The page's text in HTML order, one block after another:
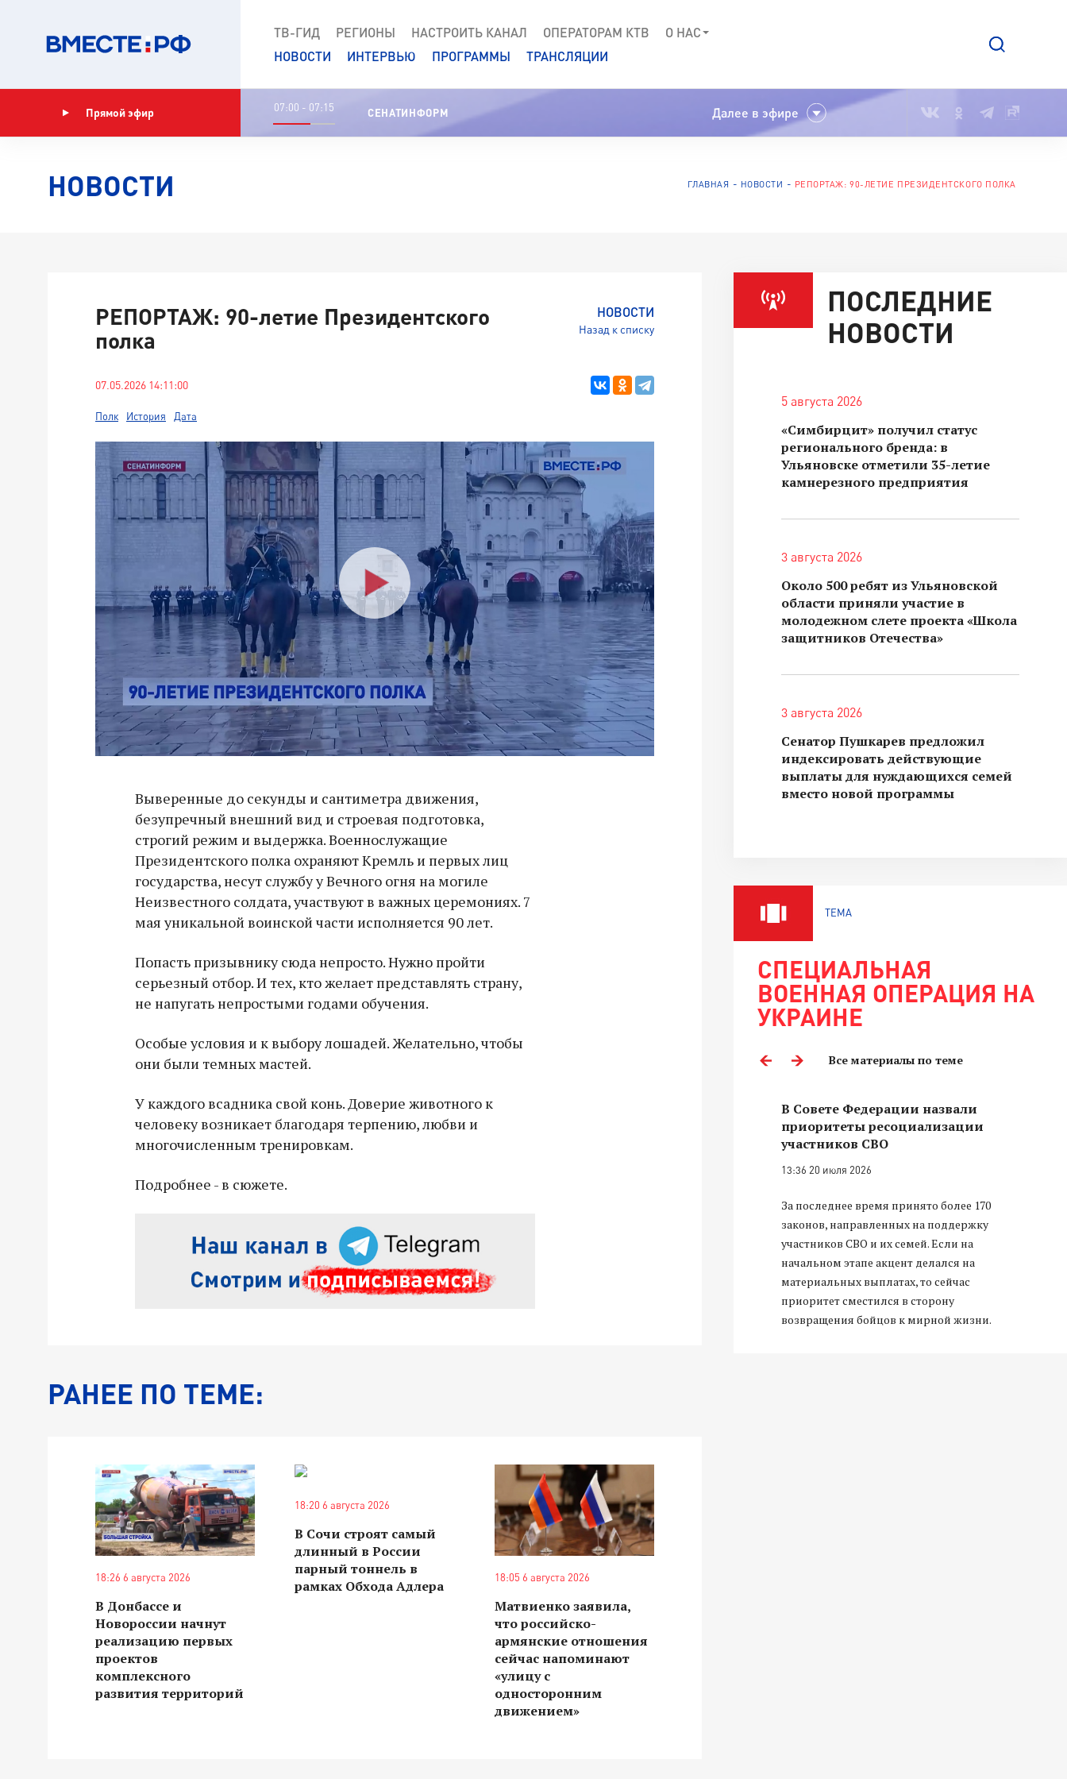
ТВ-ГИД РЕГИОНЫ НАСТРОИТЬ КАНАЛ ОПЕРАТОРАМ КТВ
О НАС
НОВОСТИ
ИНТЕРВЬЮ ПРОГРАММЫ ТРАНСЛЯЦИИ
Прямой эфир 07:00 - 07:15 СЕНАТИНФОРМ Далее в эфире
НОВОСТИ ГЛАВНАЯ НОВОСТИ РЕПОРТАЖ: 90-ЛЕТИЕ ПРЕЗИДЕНТСКОГО ПОЛКА
НОВОСТИ
Назад к списку
РЕПОРТАЖ: 90-летие Президентского
полка
07.05.2026 14:11:00
Полк История Дата
Выверенные до секунды и сантиметра движения,
безупречный внешний вид и строевая подготовка,
строгий режим и выдержка. Военнослужащие
Президентского полка охраняют Кремль и первых лиц
государства, несут службу у Вечного огня на могиле
Неизвестного солдата, участвуют в важных церемониях. 7
мая уникальной воинской части исполняется 90 лет.
Попасть призывнику сюда непросто. Нужно пройти
серьезный отбор. И тех, кто желает представлять страну,
не напугать непростыми годами обучения.
Особые условия и к выбору лошадей. Желательно, чтобы
они были темных мастей.
У каждого всадника свой конь. Доверие животного к
человеку возникает благодаря терпению, любви и
многочисленным тренировкам.
Подробнее - в сюжете.
РАНЕЕ ПО ТЕМЕ:
18:26 6 августа 2026
В Донбассе и
Новороссии начнут
реализацию первых
проектов
комплексного
развития территорий
18:20 6 августа 2026
В Сочи строят самый
длинный в России
парный тоннель в
рамках Обхода Адлера
18:05 6 августа 2026
Матвиенко заявила,
что российско-
армянские отношения
сейчас напоминают
«улицу с
односторонним
движением»
ПОСЛЕДНИЕ
НОВОСТИ
5 августа 2026
«Симбирцит» получил статус
регионального бренда: в
Ульяновске отметили 35-летие
камнерезного предприятия
3 августа 2026
Около 500 ребят из Ульяновской
области приняли участие в
молодежном слете проекта «Школа
защитников Отечества»
3 августа 2026
Сенатор Пушкарев предложил
индексировать действующие
выплаты для нуждающихся семей
вместо новой программы
ТЕМА
СПЕЦИАЛЬНАЯ
ВОЕННАЯ ОПЕРАЦИЯ НА
УКРАИНЕ
Все материалы по теме
Владимир Якушев передал бойцам
СВО дроны и технику связи
В Совете Федерации назвали
приоритеты ресоциализации
участников СВО
13:36 20 июля 2026
За последнее время принято более 170
законов, направленных на поддержку
участников СВО и их семей. Если на
начальном этапе акцент делался на
материальных выплатах, то сейчас
приоритет сместился в сторону
возвращения бойцов к мирной жизни.